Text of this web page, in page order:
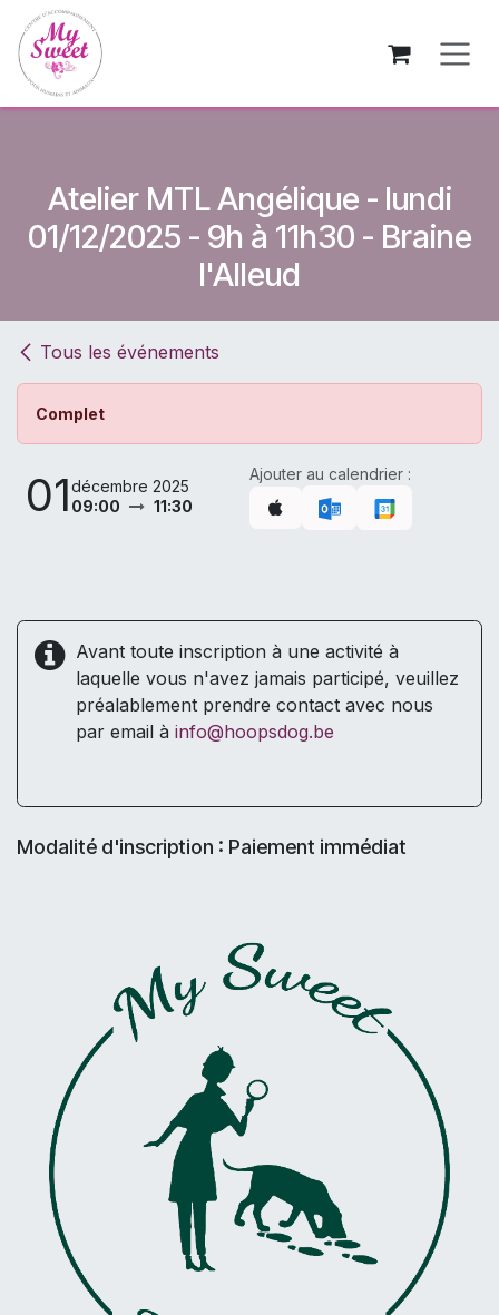
Se rendre au contenu
Atelier MTL Angélique - lundi
01/12/2025 - 9h à 11h30 - Braine
l'Alleud
Tous les événements
Complet
01décembre 2025
09:00
11:30
Ajouter au calendrier :
Avant toute inscription à une activité à
laquelle vous n'avez jamais participé, veuillez
préalablement prendre contact avec nous
par email à info@hoopsdog.be
Modalité d'inscription : Paiement immédiat